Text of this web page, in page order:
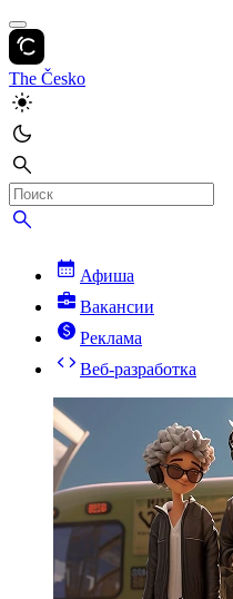
The Česko
Афиша
Вакансии
Реклама
Веб-разработка